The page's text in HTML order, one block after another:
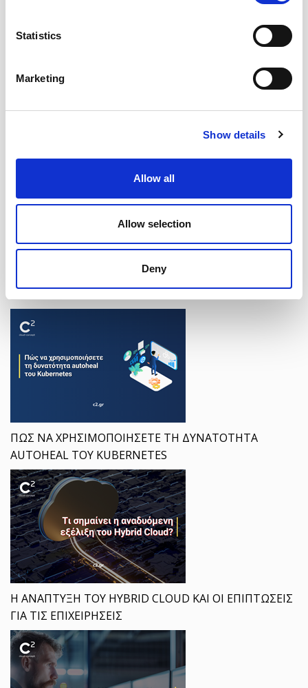
Statistics
Marketing
Show details
Allow all
Allow selection
Deny
ΤΙ ΠΡΕΠΕΙ ΝΑ ΓΝΩΡΙΖΕΙΣ ΓΙΑ ΤΟ NETWORKING ΣΤΟ
ΤΟ MFA ΓΙΝΕΤΑΙ ΥΠΟΧΡΕΩΤΙΚΟ ΓΙΑ ΟΛΟΥΣ ΤΟΥΣ
ΧΡΗΣΤΕΣ ΤΟΥ GOOGLE CLOUD
ΠΩΣ ΝΑ ΧΡΗΣΙΜΟΠΟΙΗΣΕΤΕ ΤΗ ΔΥΝΑΤΟΤΗΤΑ
AUTOHEAL ΤΟΥ KUBERNETES
Η ΑΝΑΠΤΥΞΗ ΤΟΥ HYBRID CLOUD ΚΑΙ ΟΙ ΕΠΙΠΤΩΣΕΙΣ
ΓΙΑ ΤΙΣ ΕΠΙΧΕΙΡΗΣΕΙΣ